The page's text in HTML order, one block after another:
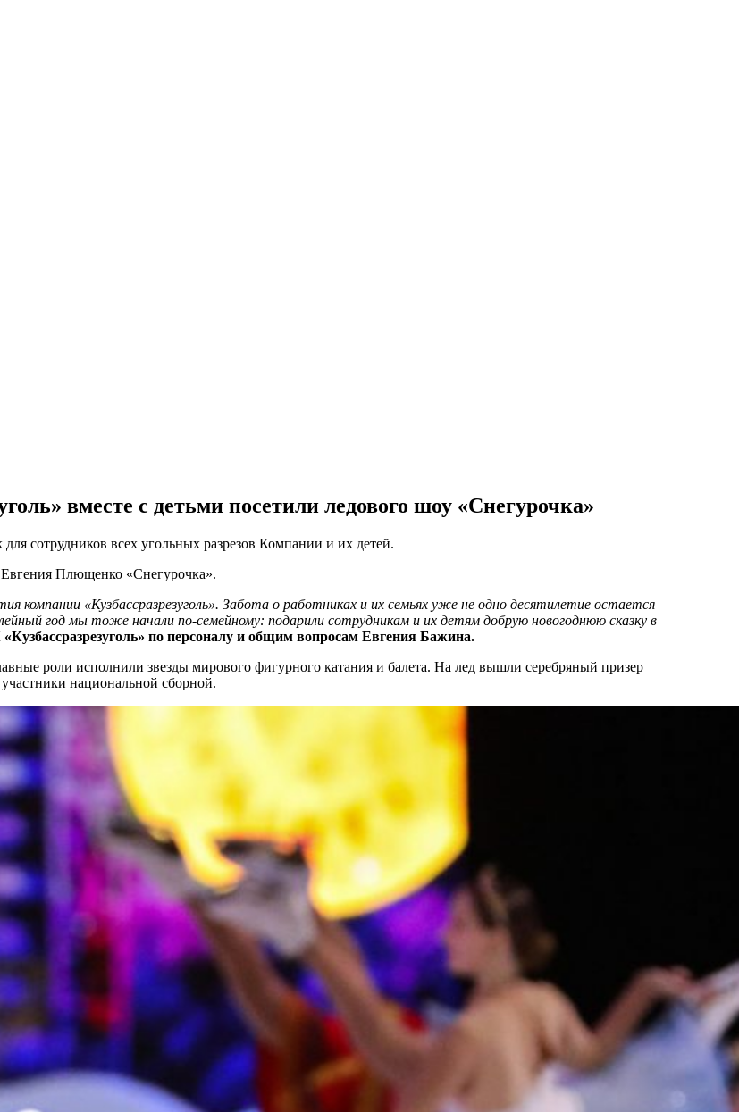
вместе с детьми посетили ледового шоу «Снегурочка»
сотрудников всех угольных разрезов Компании и их детей.
Евгения Плющенко «Снегурочка».
компании «Кузбассразрезуголь». Забота о работниках и их семьях уже не одно десятилетие остается
год мы тоже начали по-семейному: подарили сотрудникам и их детям добрую новогоднюю сказку в
» по персоналу и общим вопросам Евгения Бажина.
роли исполнили звезды мирового фигурного катания и балета. На лед вышли серебряный призер
национальной сборной.